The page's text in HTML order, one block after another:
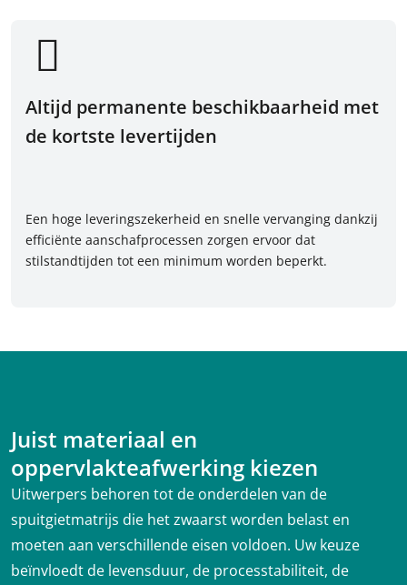
Altijd permanente beschikbaarheid met
de kortste levertijden
Een hoge leveringszekerheid en snelle vervanging dankzij
efficiënte aanschafprocessen zorgen ervoor dat
stilstandtijden tot een minimum worden beperkt.
Juist materiaal en
oppervlakteafwerking kiezen
Uitwerpers behoren tot de onderdelen van de
spuitgietmatrijs die het zwaarst worden belast en
moeten aan verschillende eisen voldoen. Uw keuze
beïnvloedt de levensduur, de processtabiliteit, de